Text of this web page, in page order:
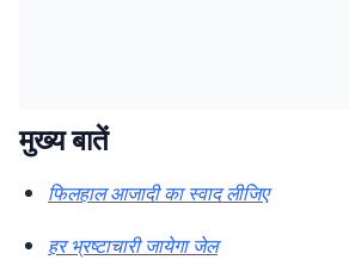
मुख्य बातें
फिलहाल आजादी का स्वाद लीजिए
हर भ्रष्टाचारी जायेगा जेल